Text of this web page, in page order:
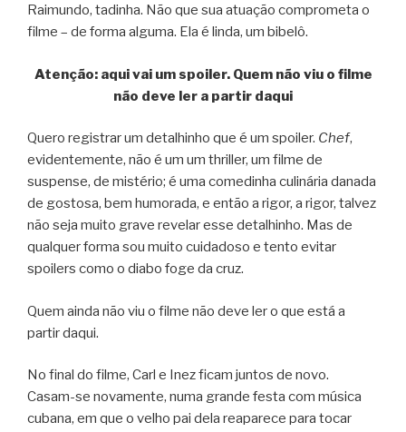
Raimundo, tadinha. Não que sua atuação comprometa o
filme – de forma alguma. Ela é linda, um bibelô.
Atenção: aqui vai um spoiler. Quem não viu o filme
não deve ler a partir daqui
Quero registrar um detalhinho que é um spoiler. Chef,
evidentemente, não é um um thriller, um filme de
suspense, de mistério; é uma comedinha culinária danada
de gostosa, bem humorada, e então a rigor, a rigor, talvez
não seja muito grave revelar esse detalhinho. Mas de
qualquer forma sou muito cuidadoso e tento evitar
spoilers como o diabo foge da cruz.
Quem ainda não viu o filme não deve ler o que está a
partir daqui.
No final do filme, Carl e Inez ficam juntos de novo.
Casam-se novamente, numa grande festa com música
cubana, em que o velho pai dela reaparece para tocar